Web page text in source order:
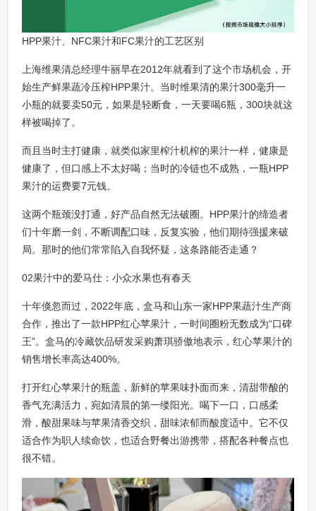
HPP果汁、NFC果汁和FC果汁的工艺区别
上海维果清总经理牛丽早在2012年就看到了这个市场机会，开
始生产鲜果蔬冷压榨HPP果汁。当时维果清的果汁300毫升一
小瓶的就要卖50元，如果是轻断食，一天要喝6瓶，300块就这
样被喝掉了。
而且当时主打健康，就类似家里榨汁机榨的果汁一样，健康是
健康了，但口感上不太好喝；当时的冷链也不成熟，一瓶HPP
果汁的运费要7元钱。
这两个瓶颈没打通，好产品自然无法破圈。HPP果汁的缔造者
们十年磨一剑，不断调配口味，反复实验，他们期待强援来破
局。那时的他们常常陷入自我怀疑，这条路能否走通？
02果汁中的爱马仕：小众水果也有春天
十年倏忽而过，2022年底，盒马和山东一家HPP果蔬汁生产商
合作，推出了一款HPP红心苹果汁，一时间圈粉无数成为“口碑
王”。盒马的冷藏饮品研发采购萧琪骄傲地表示，红心苹果汁的
销售增长率高达400%。
打开红心苹果汁的瓶盖，新鲜的苹果味扑面而来，清甜带酸的
香气充满活力，宛如清晨的第一缕阳光。喝下一口，口感柔
滑，酸甜果味与苹果清香交织，甜味浓郁而酸度适中。它不仅
适合作为职人续命饮，也适合野餐出游携带，搭配各种餐点也
很不错。